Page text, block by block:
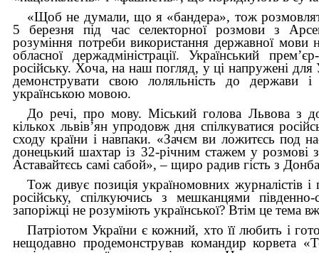
«Щоб не думали, що я «бандера», тож
5 березня під час селекторної розмови з
розуміння потреби використання державної мови
обласної держадміністрації. Український
російську. Хоча, на наш погляд, у ці напружені для
демонструвати свою лоляльність до держави
українською мовою.
До речі, про мову. Міський голова Львова з
кількох львів’ян упродовж дня спілкуватися
сходу країни і навпаки. «Зачєм ви ложитєсь под
донецький шахтар із 32-річним стажем у
Аставайтєсь самі сабой», – щиро радив гість з
Тож дивує позиція україномовних журналістів і
російську, спілкуючись з мешканцями
запоріжці не розуміють української? Втім це тема
Патріотом України є кожний, хто її любить і
нещодавно продемонстрував командир корвета